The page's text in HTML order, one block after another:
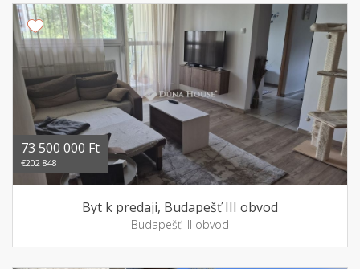
73 500 000 Ft
€202 848
Byt k predaji, Budapešť III obvod
Budapešť III obvod